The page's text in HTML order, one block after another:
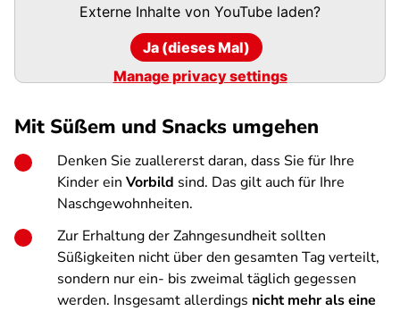
Externe Inhalte von YouTube laden?
Ja (dieses Mal)
Manage privacy settings
Mit Süßem und Snacks umgehen
Denken Sie zuallererst daran, dass Sie für Ihre
Kinder ein Vorbild sind. Das gilt auch für Ihre
Naschgewohnheiten.
Zur Erhaltung der Zahngesundheit sollten
Süßigkeiten nicht über den gesamten Tag verteilt,
sondern nur ein- bis zweimal täglich gegessen
werden. Insgesamt allerdings nicht mehr als eine